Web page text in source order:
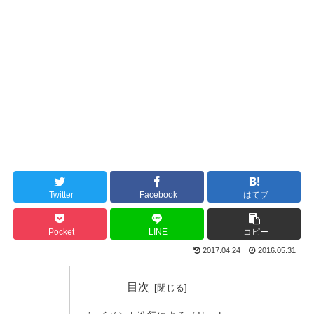
Twitter Facebook はてブ
Pocket LINE コピー
2017.04.24 2016.05.31
目次